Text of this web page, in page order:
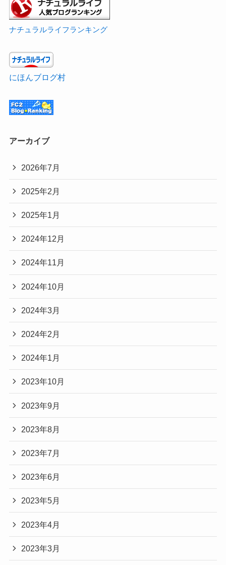
ナチュラルライフランキング
にほんブログ村
アーカイブ
2026年7月
2025年2月
2025年1月
2024年12月
2024年11月
2024年10月
2024年3月
2024年2月
2024年1月
2023年10月
2023年9月
2023年8月
2023年7月
2023年6月
2023年5月
2023年4月
2023年3月